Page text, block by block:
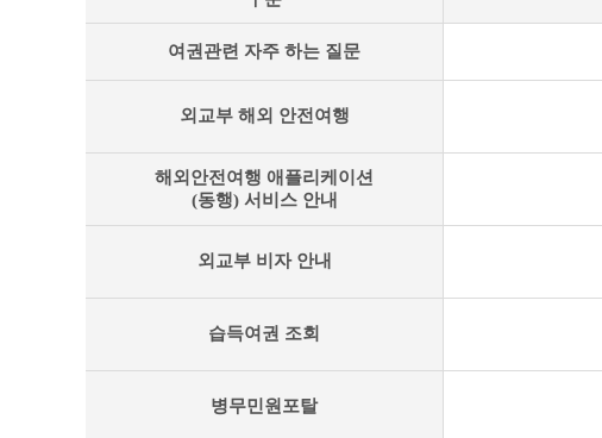
사
안
여권관련 자주 하는 질문
외교부 해외 안전여행
해외안전여행 애플리케이션
(동행) 서비스 안내
외교부 비자 안내
습득여권 조회
병무민원포탈